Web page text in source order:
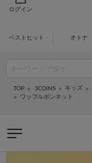
ログイン
ベストヒット オトナ
TOP 3COINS キッズ
ワッフルボンネット